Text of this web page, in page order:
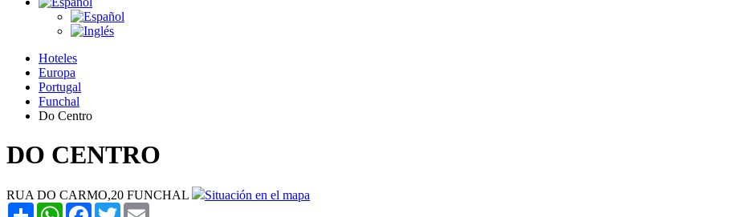
Hoteles
Europa
Portugal
Funchal
Do Centro
DO CENTRO
RUA DO CARMO,20 FUNCHAL
Situación en el mapa
Share WhatsAppFacebook
Twitter